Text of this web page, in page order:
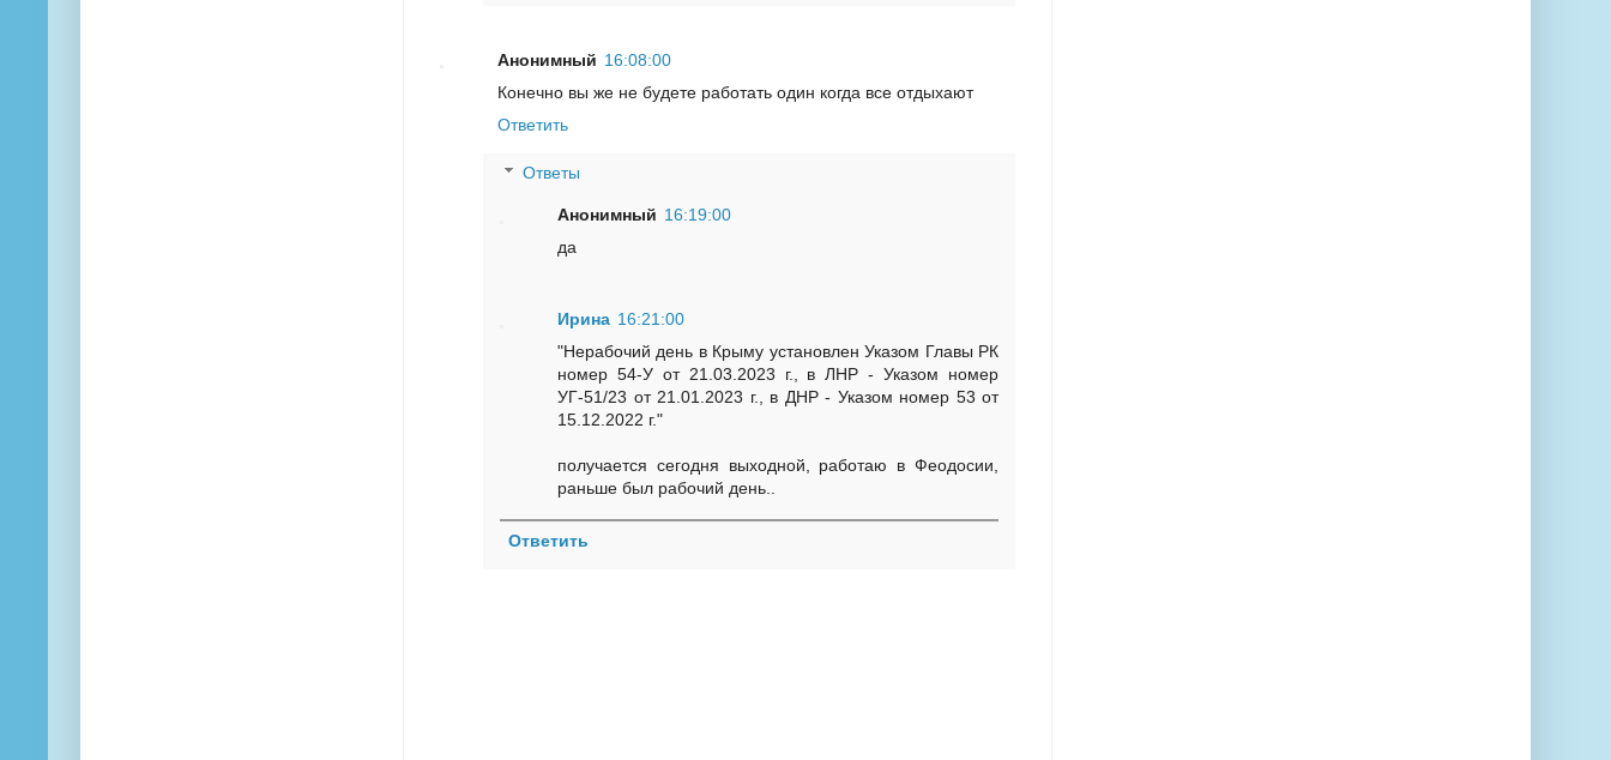
Анонимный 16:08:00
Конечно вы же не будете работать один когда все отдыхают
Ответить
Ответы
Анонимный 16:19:00
да
Ирина 16:21:00
"Нерабочий день в Крыму установлен Указом Главы РК
номер 54-У от 21.03.2023 г., в ЛНР - Указом номер
УГ-51/23 от 21.01.2023 г., в ДНР - Указом номер 53 от
15.12.2022 г."
получается сегодня выходной, работаю в Феодосии,
раньше был рабочий день..
Ответить